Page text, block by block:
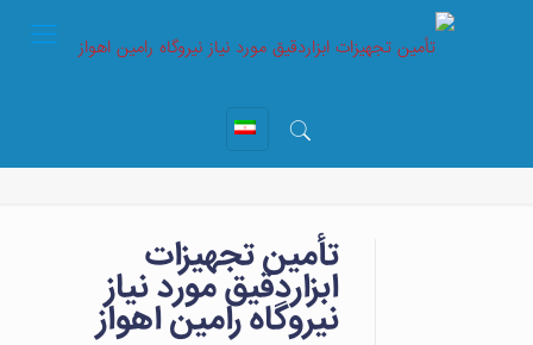
تأمین تجهیزات
ابزاردقیق مورد نیاز
نیروگاه رامین اهواز